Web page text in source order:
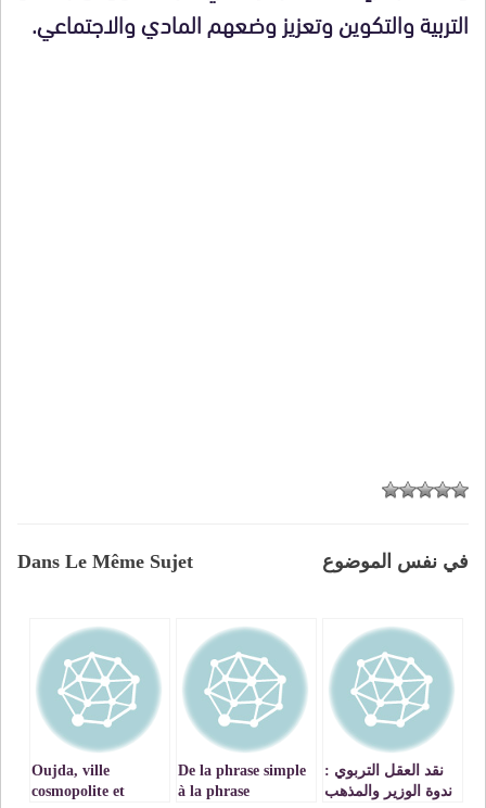
التربية والتكوين وتعزيز وضعهم المادي والاجتماعي.
Dans Le Même Sujet في نفس الموضوع
نقد العقل التربوي :
ندوة الوزير والمذهب
De la phrase simple
à la phrase
Oujda, ville
cosmopolite et